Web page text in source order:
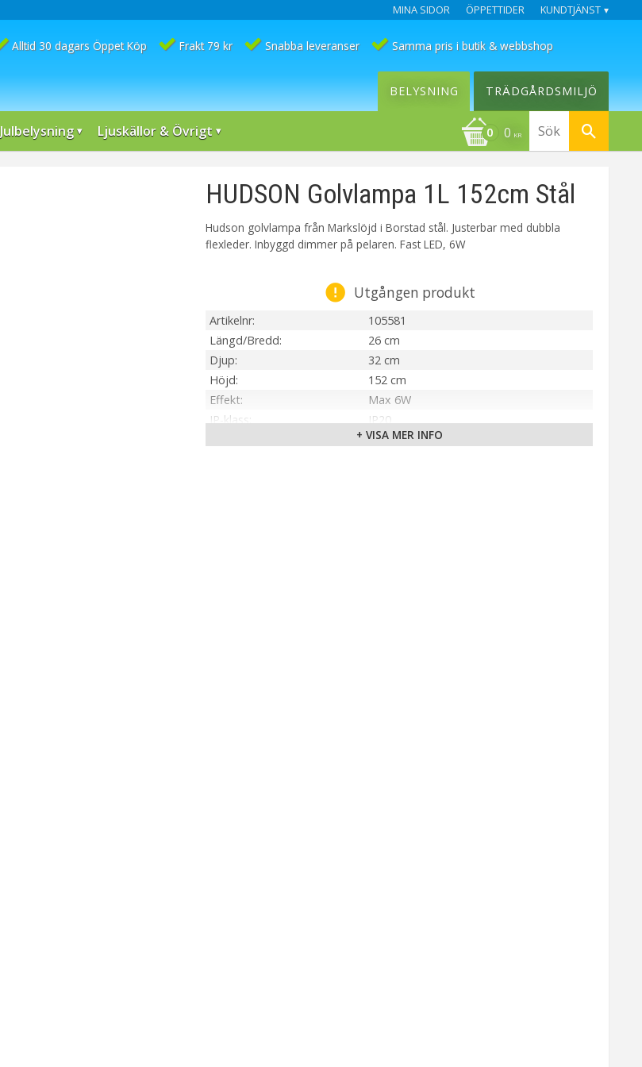
MINA SIDOR ÖPPETTIDER KUNDTJÄNST
Alltid 30 dagars Öppet Köp Frakt 79 kr Snabba leveranser Samma pris i butik & webbshop
Julbelysning Ljuskällor & Övrigt 0 KR
BELYSNING TRÄDGÅRDSMILJÖ
HUDSON Golvlampa 1L 152cm Stål
Hudson golvlampa från Markslöjd i Borstad stål. Justerbar med dubbla
flexleder. Inbyggd dimmer på pelaren. Fast LED, 6W
Utgången produkt
Artikelnr
105581
Längd/Bredd
26 cm
Djup
32 cm
Höjd
152 cm
Effekt
Max 6W
IP-klass
IP20
Stål
+ VISA MER INFO